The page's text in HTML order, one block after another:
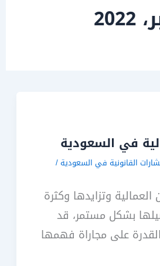
في السعودية
القانونية في السعودية /
العمالية وتزايدها وكثرة
بشكل مستمر، قد
على مجاراة فهمها